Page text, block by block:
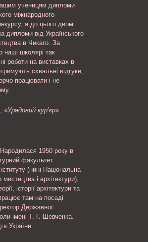
ученицям дипломи
міжнародного
а до цього двом
дипломи від Українського
в Чикаго. За
школярі так
роботи на виставках в
схвальні відгуки,
працювати і не
«Урядовий кур’єр»
1950 року в
факультет
(нині Національна
і архітектури),
історії архітектури та
там на посаді
Державної
імені Т. Г. Шевченка.
України.